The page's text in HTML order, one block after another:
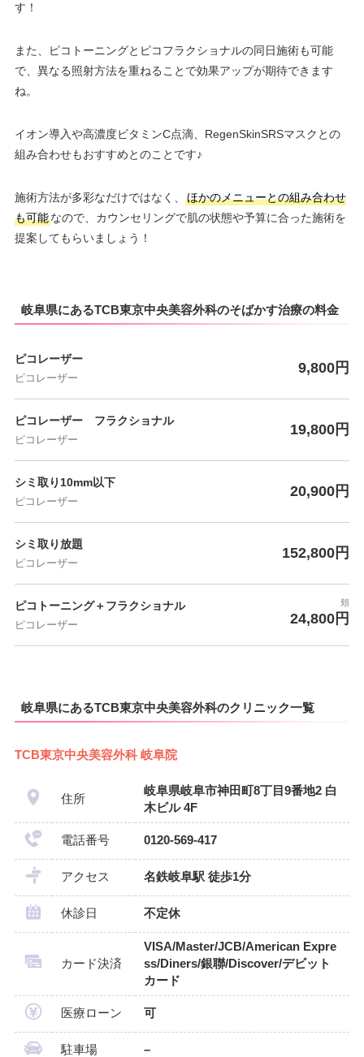
す！
また、ピコトーニングとピコフラクショナルの同日施術も可能
で、異なる照射方法を重ねることで効果アップが期待できます
ね。
イオン導入や高濃度ビタミンC点滴、RegenSkinSRSマスクとの
組み合わせもおすすめとのことです♪
施術方法が多彩なだけではなく、
ほかのメニューとの組み合わせ
も可能なので、カウンセリングで肌の状態や予算に合った施術を
提案してもらいましょう！
岐阜県にあるTCB東京中央美容外科のそばかす治療の料金
ピコレーザー
ピコレーザー
9,800円
ピコレーザー フラクショナル
ピコレーザー
19,800円
シミ取り10mm以下
ピコレーザー
20,900円
シミ取り放題
ピコレーザー
152,800円
ピコトーニング＋フラクショナル
ピコレーザー
頬
24,800円
岐阜県にあるTCB東京中央美容外科のクリニック一覧
TCB東京中央美容外科 岐阜院
住所
岐阜県岐阜市神田町8丁目9番地2 白
木ビル 4F
電話番号 0120-569-417
アクセス 名鉄岐阜駅 徒歩1分
休診日 不定休
カード決済
VISA/Master/JCB/American Expre
ss/Diners/銀聯/Discover/デビット
カード
医療ローン 可
駐車場 –